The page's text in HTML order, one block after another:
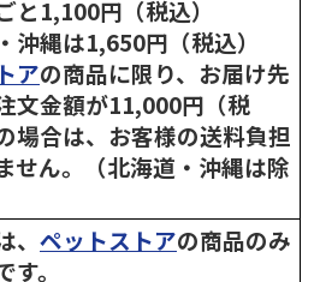
と1,100円（税込）
縄は1,650円（税込）
アの商品に限り、お届け先
文金額が11,000円（税
場合は、お客様の送料負担
せん。（北海道・沖縄は除
ペットストアの商品のみ
。